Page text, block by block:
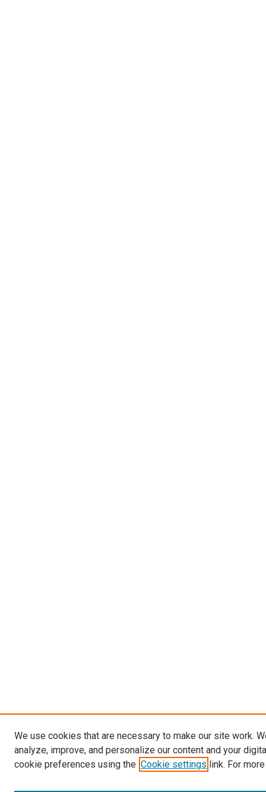
We use cookies that are necessary to make our site work.
analyze, improve, and personalize our content and your
cookie preferences using the Cookie settings link. For